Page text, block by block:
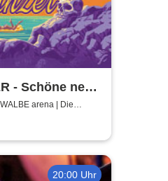
- Schöne neue
to hell
arena | Die
20:00 Uhr